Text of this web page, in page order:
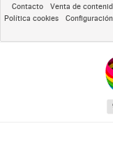
Contacto Venta de
Política cookies